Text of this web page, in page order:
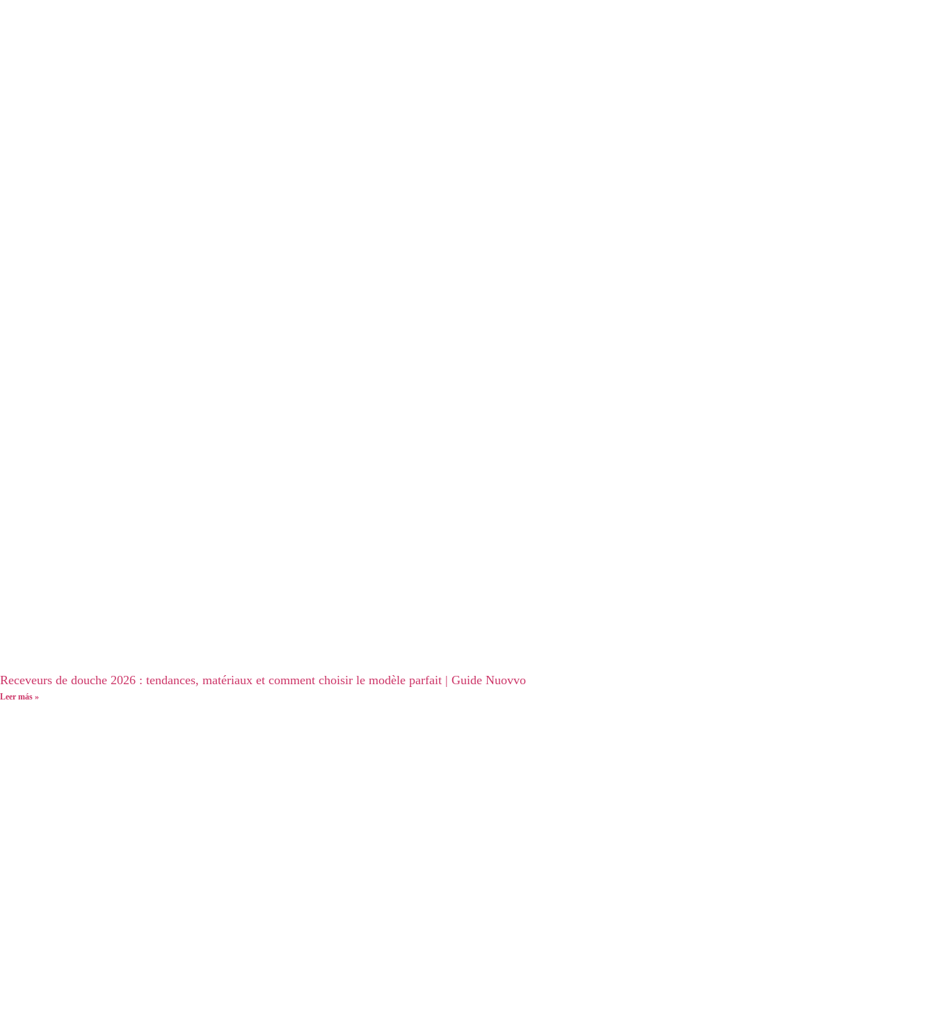
Receveurs de douche 2026 : tendances, matériaux et comment choisir le modèle parfait | Guide Nuovvo
Leer más »